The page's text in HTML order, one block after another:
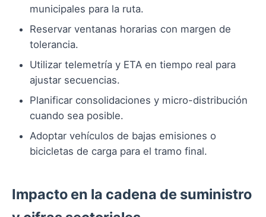
municipales para la ruta.
Reservar ventanas horarias con margen de
tolerancia.
Utilizar telemetría y ETA en tiempo real para
ajustar secuencias.
Planificar consolidaciones y micro-distribución
cuando sea posible.
Adoptar vehículos de bajas emisiones o
bicicletas de carga para el tramo final.
Impacto en la cadena de suministro